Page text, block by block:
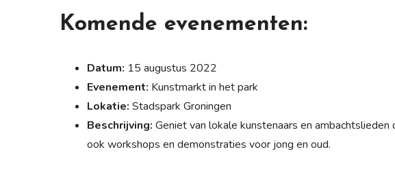
Komende evenementen:
Datum: 15 augustus 2022
Evenement: Kunstmarkt in het park
Lokatie: Stadspark Groningen
Beschrijving: Geniet van lokale kunstenaars en
ook workshops en demonstraties voor jong en oud.